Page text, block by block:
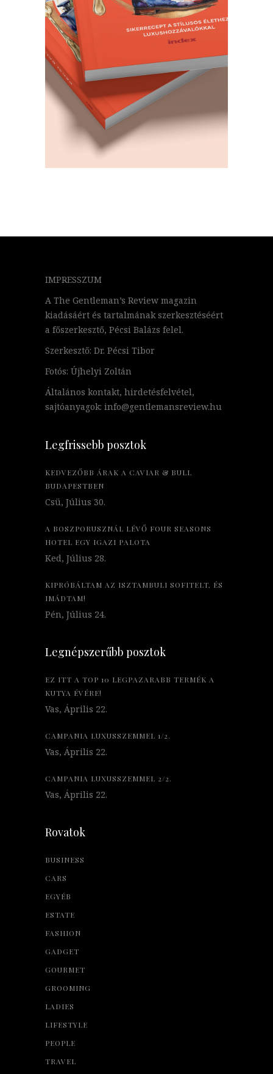
IMPRESSZUM
A The Gentleman’s Review magazin
kiadásáért és tartalmának szerkesztéséért
a főszerkesztő, Pécsi Balázs felel.
Szerkesztő: Dr. Pécsi Tibor
Fotós: Újhelyi Zoltán
Általános kontakt, hirdetésfelvétel,
sajtóanyagok: info@gentlemansreview.hu
Legfrissebb posztok
KEDVEZŐBB ÁRAK A CAVIAR & BULL
BUDAPESTBEN
Csü, Július 30.
A BOSZPORUSZNÁL LÉVŐ FOUR SEASONS
HOTEL EGY IGAZI PALOTA
Ked, Július 28.
KIPRÓBÁLTAM AZ ISZTAMBULI SOFITELT, ÉS
IMÁDTAM!
Pén, Július 24.
Legnépszerűbb posztok
EZ ITT A TOP 10 LEGPAZARABB TERMÉK A
KUTYA ÉVÉRE!
Vas, Április 22.
CAMPANIA LUXUSSZEMMEL 1/2.
Vas, Április 22.
CAMPANIA LUXUSSZEMMEL 2/2.
Vas, Április 22.
Rovatok
BUSINESS
CARS
EGYÉB
ESTATE
FASHION
GADGET
GOURMET
GROOMING
LADIES
LIFESTYLE
PEOPLE
TRAVEL